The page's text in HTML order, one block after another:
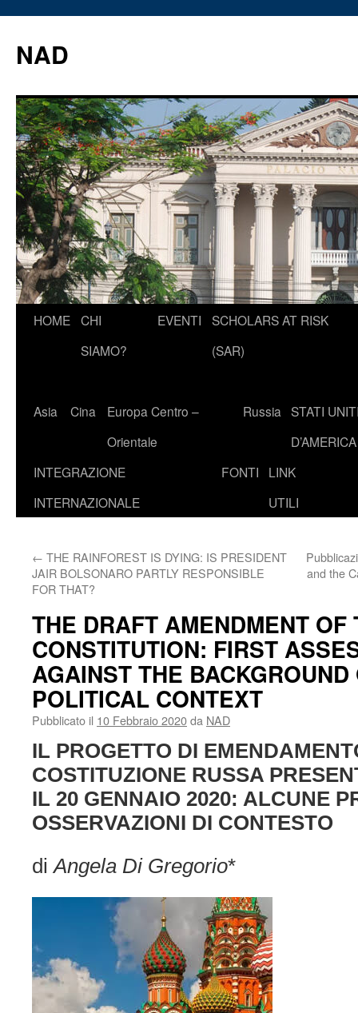
contenuto
NAD
HOME CHI
SIAMO?
EVENTI
SCHOLARS AT RISK
(SAR)
Asia Cina
Europa Centro –
Orientale
Russia STATI
D’AMERICA
INTEGRAZIONE
INTERNAZIONALE
FONTI
LINK
UTILI
← THE RAINFOREST IS DYING: IS PRESIDENT
JAIR BOLSONARO PARTLY RESPONSIBLE
FOR THAT?
and the
THE DRAFT AMENDMENT OF
CONSTITUTION: FIRST
AGAINST THE BACKGROUND
POLITICAL CONTEXT
Pubblicato il 10 Febbraio 2020da NAD
IL PROGETTO DI
COSTITUZIONE RUSSA
IL 20 GENNAIO 2020: ALCUNE
OSSERVAZIONI DI CONTESTO
diAngela Di Gregorio*